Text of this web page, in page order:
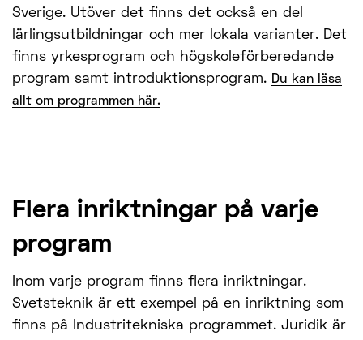
Sverige. Utöver det finns det också en del
lärlingsutbildningar och mer lokala varianter. Det
finns yrkesprogram och högskoleförberedande
program samt introduktionsprogram. Du kan läsa
allt om programmen här.
Flera inriktningar på varje
program
Inom varje program finns flera inriktningar.
Svetsteknik är ett exempel på en inriktning som
finns på Industritekniska programmet. Juridik är